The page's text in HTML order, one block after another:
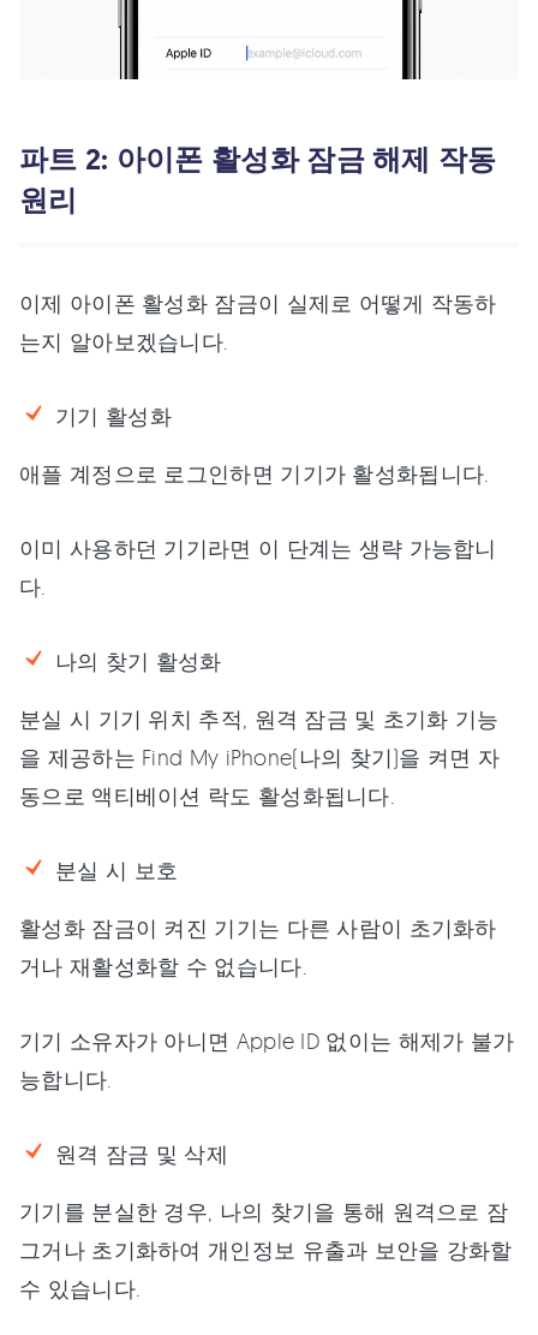
파트 2: 아이폰 활성화 잠금 해제 작동
원리
이제 아이폰 활성화 잠금이 실제로 어떻게 작동하
는지 알아보겠습니다.
기기 활성화
애플 계정으로 로그인하면 기기가 활성화됩니다.
이미 사용하던 기기라면 이 단계는 생략 가능합니
다.
나의 찾기 활성화
분실 시 기기 위치 추적, 원격 잠금 및 초기화 기능
을 제공하는 Find My iPhone(나의 찾기)을 켜면 자
동으로 액티베이션 락도 활성화됩니다.
분실 시 보호
활성화 잠금이 켜진 기기는 다른 사람이 초기화하
거나 재활성화할 수 없습니다.
기기 소유자가 아니면 Apple ID 없이는 해제가 불가
능합니다.
원격 잠금 및 삭제
기기를 분실한 경우, 나의 찾기을 통해 원격으로 잠
그거나 초기화하여 개인정보 유출과 보안을 강화할
수 있습니다.